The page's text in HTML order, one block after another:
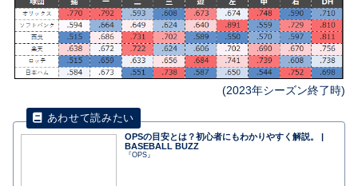
(2023年シーズン終了時)
OPSの目安とは？初心者にもわかりやすく解説。 |
BASEBALL BUZZ
『OPS』